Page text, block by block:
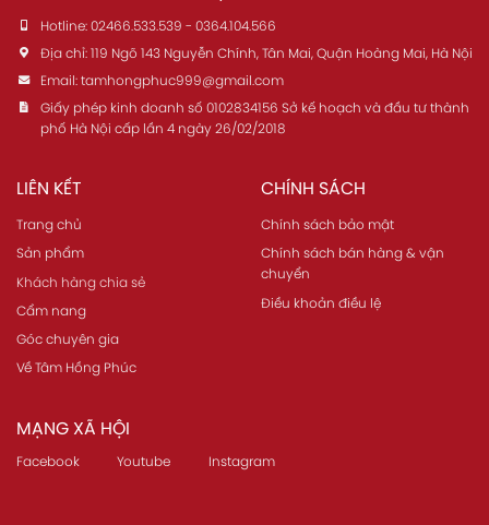
Hotline: 02466.533.539 - 0364.104.566
Địa chỉ: 119 Ngõ 143 Nguyễn Chính, Tân Mai, Quận Hoàng Mai, Hà Nội
Email: tamhongphuc999@gmail.com
Giấy phép kinh doanh số 0102834156 Sở kế hoạch và đầu tư thành
phố Hà Nội cấp lần 4 ngày 26/02/2018
LIÊN KẾT
Trang chủ
Sản phẩm
Khách hàng chia sẻ
Cẩm nang
Góc chuyên gia
Về Tâm Hồng Phúc
CHÍNH SÁCH
Chính sách bảo mật
Chính sách bán hàng & vận
chuyển
Điều khoản điều lệ
MẠNG XÃ HỘI
Facebook Youtube Instagram